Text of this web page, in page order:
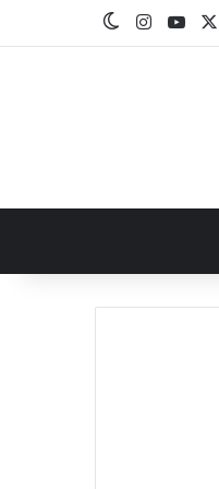
‫YouTube
انستقرامالوضع المظلم